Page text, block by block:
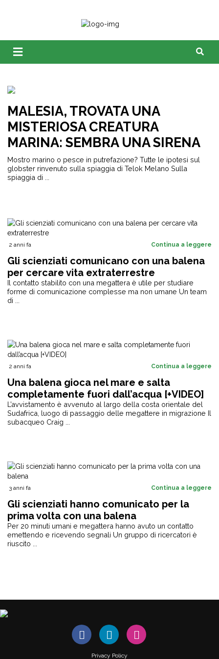
MALESIA, TROVATA UNA
MISTERIOSA CREATURA
MARINA: SEMBRA UNA SIRENA
Mostro marino o pesce in putrefazione? Tutte le ipotesi sul
globster rinvenuto sulla spiaggia di Telok Melano Sulla
spiaggia di ...
2 anni fa Continua a leggere
Gli scienziati comunicano con una balena
per cercare vita extraterrestre
Il contatto stabilito con una megattera è utile per studiare
forme di comunicazione complesse ma non umane Un team
di ...
2 anni fa Continua a leggere
Una balena gioca nel mare e salta
completamente fuori dall’acqua [+VIDEO]
L’avvistamento è avvenuto al largo della costa orientale del
Sudafrica, luogo di passaggio delle megattere in migrazione Il
subacqueo Craig ...
3 anni fa Continua a leggere
Gli scienziati hanno comunicato per la
prima volta con una balena
Per 20 minuti umani e megattera hanno avuto un contatto
emettendo e ricevendo segnali Un gruppo di ricercatori è
riuscito ...
Privacy Policy